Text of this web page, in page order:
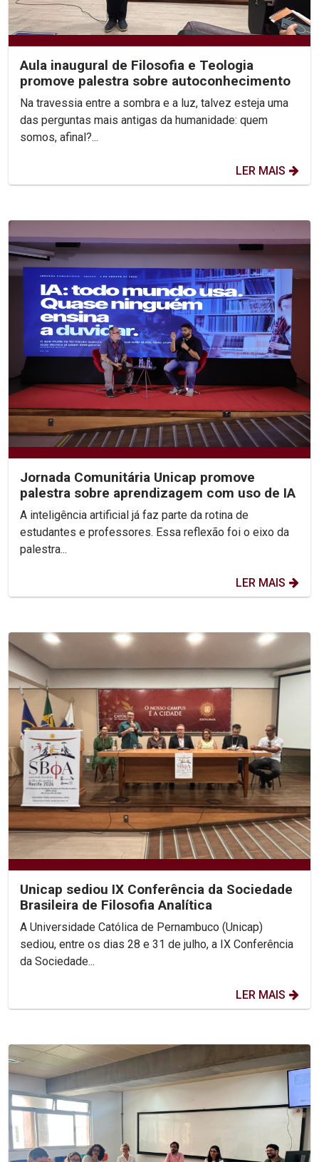
Aula inaugural de Filosofia e Teologia
promove palestra sobre autoconhecimento
Na travessia entre a sombra e a luz, talvez esteja uma
das perguntas mais antigas da humanidade: quem
somos, afinal?...
LER MAIS
Jornada Comunitária Unicap promove
palestra sobre aprendizagem com uso de IA
A inteligência artificial já faz parte da rotina de
estudantes e professores. Essa reflexão foi o eixo da
palestra...
LER MAIS
Unicap sediou IX Conferência da Sociedade
Brasileira de Filosofia Analítica
A Universidade Católica de Pernambuco (Unicap)
sediou, entre os dias 28 e 31 de julho, a IX Conferência
da Sociedade...
LER MAIS